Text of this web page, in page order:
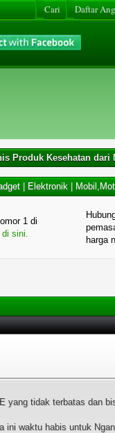
Cari Daftar
Produk Kesehatan dari
Elektronik
1 di
di sini.
harga
tidak terbatas dan
waktu habis untuk